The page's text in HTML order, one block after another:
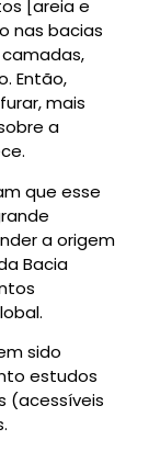
[areia e
nas bacias
Então,
mais
a
que esse
a origem
Bacia
sido
estudos
(acessíveis